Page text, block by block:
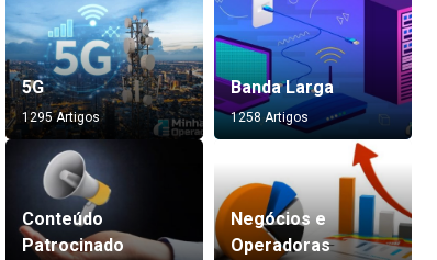
5G
1295 Artigos
Banda Larga
1258 Artigos
Conteúdo
Patrocinado
Negócios e
Operadoras